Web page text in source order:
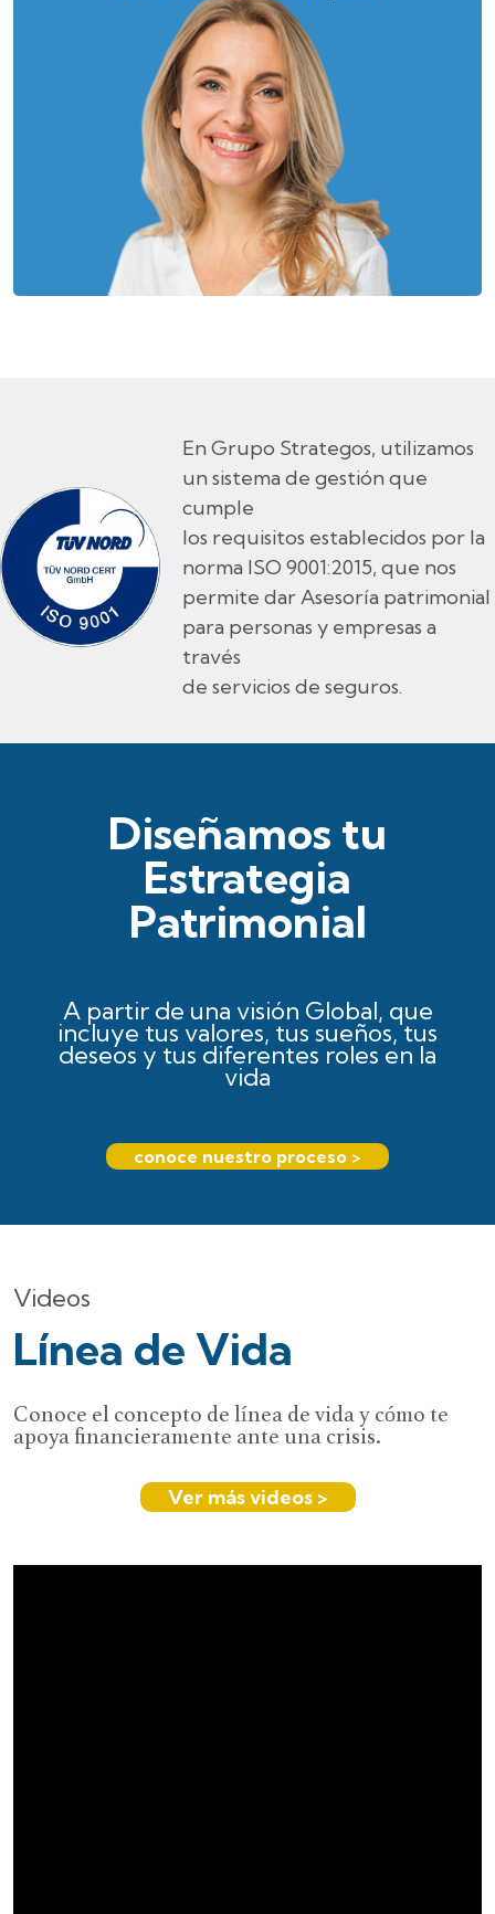
En Grupo Strategos, utilizamos
un sistema de gestión que
cumple
los requisitos establecidos por la
norma ISO 9001:2015, que nos
permite dar Asesoría patrimonial
para personas y empresas a
través
de servicios de seguros.
Diseñamos tu
Estrategia
Patrimonial
A partir de una visión Global, que
incluye tus valores, tus sueños, tus
deseos y tus diferentes roles en la
vida
conoce nuestro proceso >
Videos
Línea de Vida
Conoce el concepto de línea de vida y cómo te
apoya financieramente ante una crisis.
Ver más videos >